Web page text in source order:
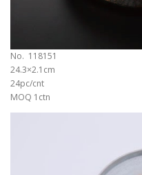
No. 118151
24.3×2.1cm
24pc/cnt
MOQ 1ctn